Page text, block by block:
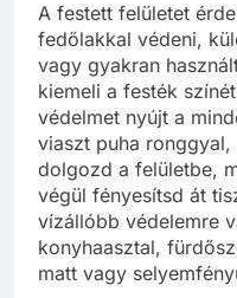
A festett felületet
fedőlakkal védeni,
vagy gyakran
kiemeli a festék
védelmet nyújt a
viaszt puha
dolgozd a felületbe,
végül fényesítsd át
vízállóbb védelemre
konyhaasztal,
matt vagy